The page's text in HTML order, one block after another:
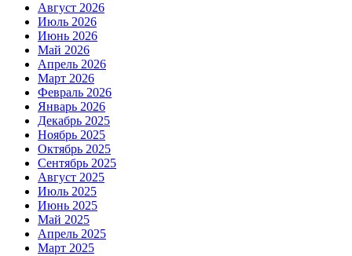
Август 2026
Июль 2026
Июнь 2026
Май 2026
Апрель 2026
Март 2026
Февраль 2026
Январь 2026
Декабрь 2025
Ноябрь 2025
Октябрь 2025
Сентябрь 2025
Август 2025
Июль 2025
Июнь 2025
Май 2025
Апрель 2025
Март 2025